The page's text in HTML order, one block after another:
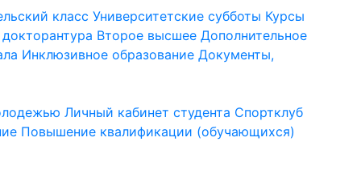
класс Университетские субботы Курсы
Второе высшее Дополнительное
Инклюзивное образование Документы,
Личный кабинет студента Спортклуб
Повышение квалификации (обучающихся)